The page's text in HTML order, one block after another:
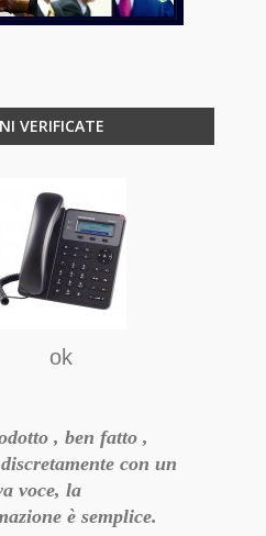
VERIFICATE
ok
, ben fatto ,
con un
voce, la
è semplice.